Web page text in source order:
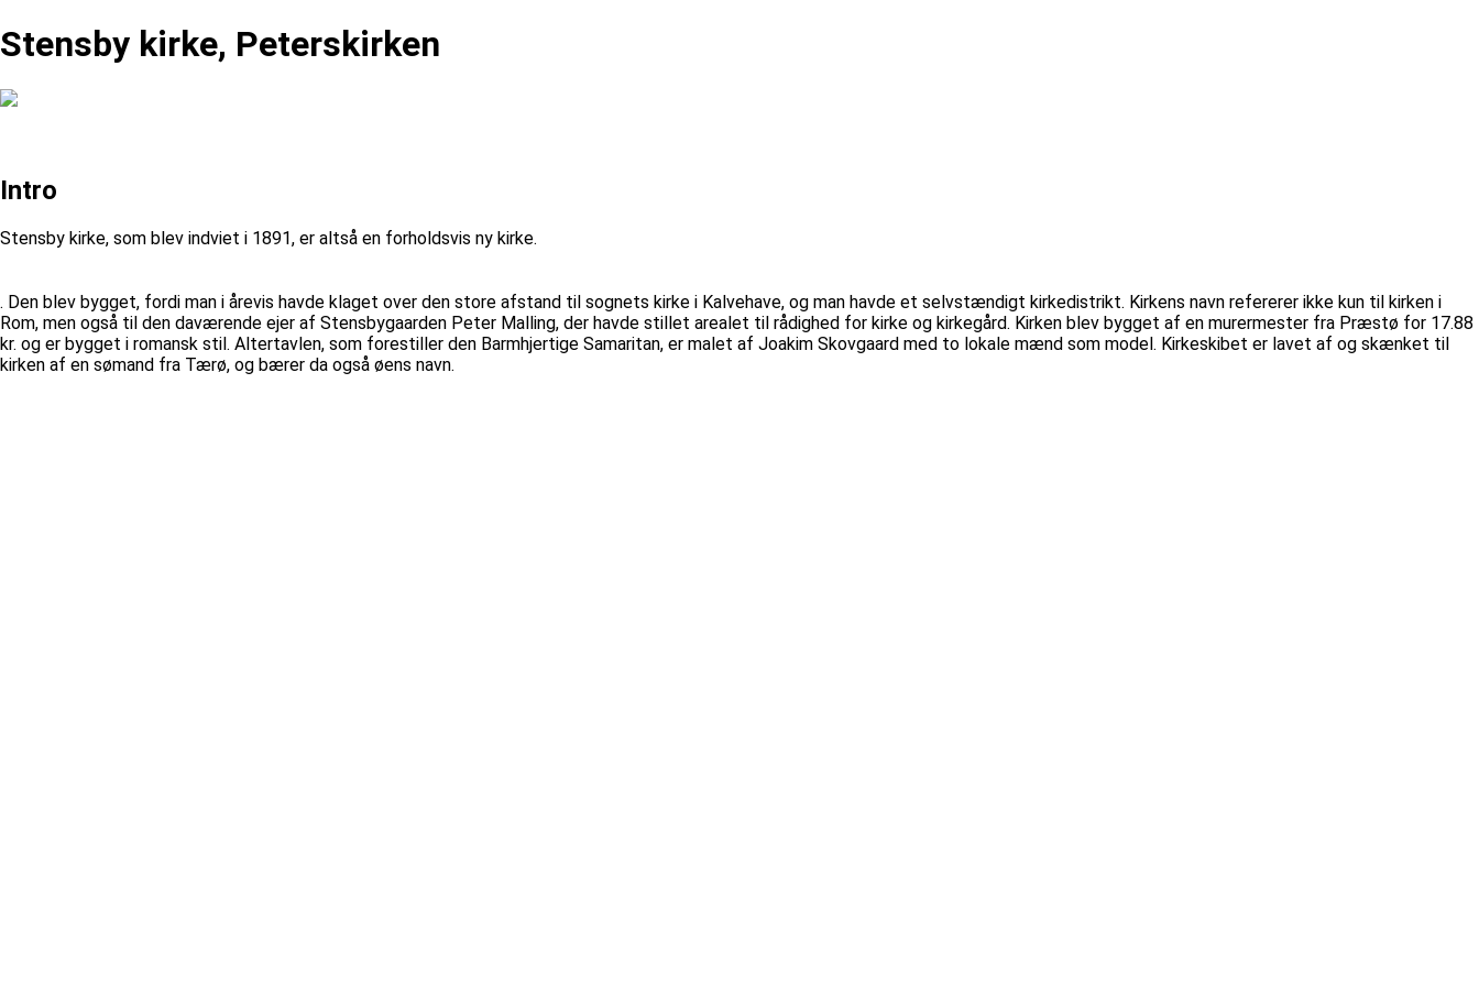
Stensby kirke, Peterskirken
Intro
Stensby kirke, som blev indviet i 1891, er altså en forholdsvis ny kirke.
. Den blev bygget, fordi man i årevis havde klaget over den store afstand til sognets kirke i Kalvehave, og man havde et selvstændigt kirkedistrikt. Kirkens navn refererer ikke kun til kirken i
Rom, men også til den daværende ejer af Stensbygaarden Peter Malling, der havde stillet arealet til rådighed for kirke og kirkegård. Kirken blev bygget af en murermester fra Præstø for 17.88
kr. og er bygget i romansk stil. Altertavlen, som forestiller den Barmhjertige Samaritan, er malet af Joakim Skovgaard med to lokale mænd som model. Kirkeskibet er lavet af og skænket til
kirken af en sømand fra Tærø, og bærer da også øens navn.